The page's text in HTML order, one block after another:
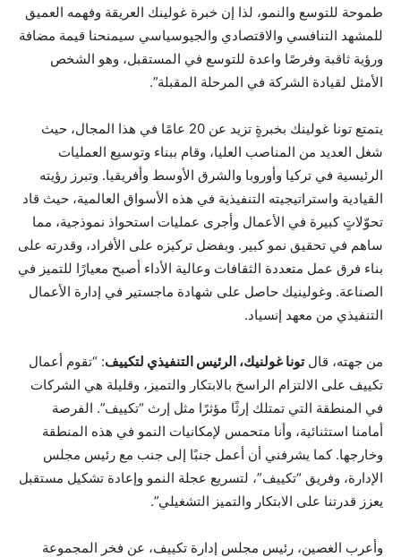
طموحة للتوسع والنمو، لذا إن خبرة غولينك العريقة وفهمه العميق
للمشهد التنافسي والاقتصادي والجيوسياسي سيمنحنا قيمة مضافة
ورؤية ثاقبة وفرصًا واعدة للتوسع في المستقبل، وهو الشخص
الأمثل لقيادة الشركة في المرحلة المقبلة”.
يتمتع تونا غولينك بخبرةٍ تزيد عن 20 عامًا في هذا المجال، حيث
شغل العديد من المناصب العليا، وقام ببناء وتوسيع العمليات
الرئيسية في تركيا وأوروبا والشرق الأوسط وأفريقيا. وتبرز رؤيته
القيادية واستراتيجيته التنفيذية في هذه الأسواق العالمية، حيث قاد
تحوّلاتٍ كبيرة في الأعمال وأجرى عمليات استحواذ نموذجية، مما
ساهم في تحقيق نمو كبير. وبفضل تركيزه على الأفراد، وقدرته على
بناء فرق عمل متعددة الثقافات وعالية الأداء أصبح معيارًا للتميز في
الصناعة. وغولينيك حاصل على شهادة ماجستير في إدارة الأعمال
التنفيذي من معهد إنسياد.
من جهته، قالتونا غولنيك، الرئيس التنفيذي لتكييف: “تقوم أعمال
تكييف على الالتزام الراسخ بالابتكار والتميز، وقليلة هي الشركات
في المنطقة التي تمتلك إرثًا مؤثرًا مثل إرث “تكييف”. الفرصة
أمامنا استثنائية، وأنا متحمس لإمكانيات النمو في هذه المنطقة
وخارجها. كما يشرفني أن أعمل جنبًا إلى جنب مع رئيس مجلس
الإدارة، وفريق “تكييف”، لتسريع عجلة النمو وإعادة تشكيل مستقبل
يعزز قدرتنا على الابتكار والتميز التشغيلي”.
وأعرب الغصين، رئيس مجلس إدارة تكييف، عن فخر المجموعة